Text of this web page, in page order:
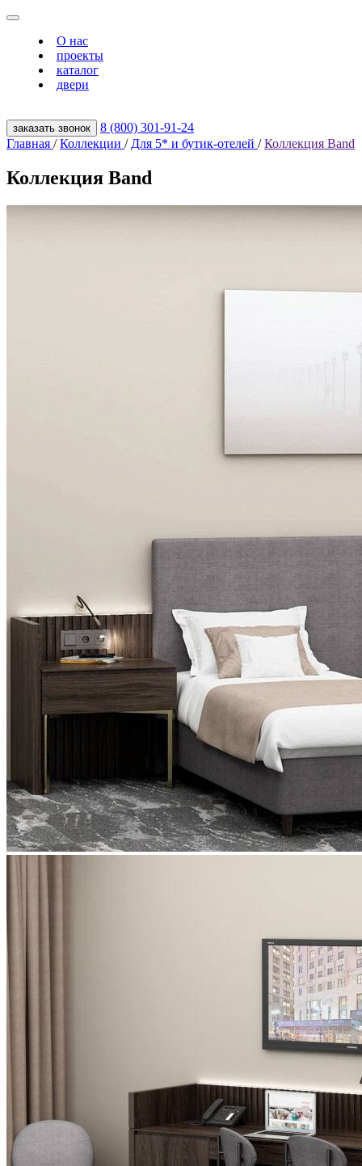
О нас
проекты
каталог
двери
заказать звонок
8 (800) 301‑91‑24
Главная / Коллекции / Для 5* и бутик-отелей / Коллекция Band
Коллекция Band